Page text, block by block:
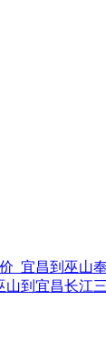
_宜昌到巫山
山到宜昌长江